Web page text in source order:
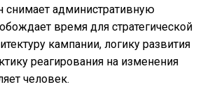
снимает административную
время для стратегической
кампании, логику развития
реагирования на изменения
человек.